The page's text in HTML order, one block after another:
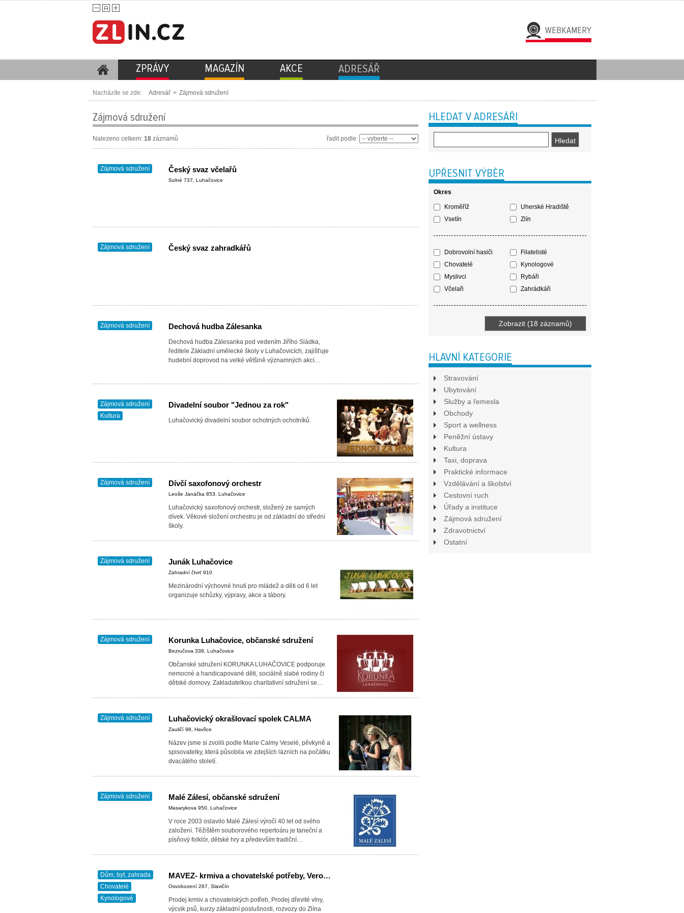
WEBKAMERY
ZPRÁVY MAGAZÍN AKCE ADRESÁŘ
Nacházíte se zde: Adresář > Zájmová sdružení
Zájmová sdružení
Nalezeno celkem: 18 záznamů řadit podle:
Zájmová sdružení Český svaz včelařů
Solné 737, Luhačovice
Zájmová sdružení Český svaz zahradkářů
Zájmová sdružení Dechová hudba Zálesanka
Dechová hudba Zálesanka pod vedením Jiřího Sládka,
ředitele Základní umělecké školy v Luhačovicích, zajišťuje
hudební doprovod na velké většině významných akcí…
Zájmová sdružení
Kultura
Divadelní soubor "Jednou za rok"
Luhačovický divadelní soubor ochotných ochotníků.
Zájmová sdružení Dívčí saxofonový orchestr
Leoše Janáčka 853, Luhačovice
Luhačovický saxofonový orchestr, složený ze samých
dívek. Věkové složení orchestru je od základní do střední
školy.
Zájmová sdružení Junák Luhačovice
Zahradní čtvrť 910
Mezinárodní výchovné hnutí pro mládež a děti od 6 let
organizuje schůzky, výpravy, akce a tábory.
Zájmová sdružení Korunka Luhačovice, občanské sdružení
Bezručova 338, Luhačovice
Občanské sdružení KORUNKA LUHAČOVICE podporuje
nemocné a handicapované děti, sociálně slabé rodiny či
dětské domovy. Zakladatelkou charitativní sdružení se…
Zájmová sdružení Luhačovický okrašlovací spolek CALMA
Zauličí 98, Havřice
Název jsme si zvolili podle Marie Calmy Veselé, pěvkyně a
spisovatelky, která působila ve zdejších lázních na počátku
dvacátého století.
Zájmová sdružení Malé Zálesí, občanské sdružení
Masarykova 950, Luhačovice
V roce 2003 oslavilo Malé Zálesí výročí 40 let od svého
založení. Těžištěm souborového repertoáru je taneční a
písňový folklór, dětské hry a především tradiční…
Dům, byt, zahrada
Chovatelé
Kynologové
MAVEZ- krmiva a chovatelské potřeby, Veronika Ševčíková
Osvobození 267, Slavičín
Prodej krmiv a chovatelských potřeb, Prodej dřevité vlny,
výcvik psů, kurzy základní poslušnosti, rozvozy do Zlína
HLEDAT V ADRESÁŘI
UPŘESNIT VÝBĚR
Okres
Kroměříž
Uherské Hradiště
Vsetín
Zlín
Dobrovolní hasiči
Filatelisté
Chovatelé
Kynologové
Myslivci
Rybáři
Včelaři
Zahrádkáři
HLAVNÍ KATEGORIE
Stravování
Ubytování
Služby a řemesla
Obchody
Sport a wellness
Peněžní ústavy
Kultura
Taxi, doprava
Praktické informace
Vzdělávání a školství
Cestovní ruch
Úřady a instituce
Zájmová sdružení
Zdravotnictví
Ostatní